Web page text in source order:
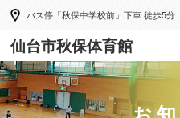
バス停「秋保中学校前」下車 徒歩5分
仙台市秋保体育館